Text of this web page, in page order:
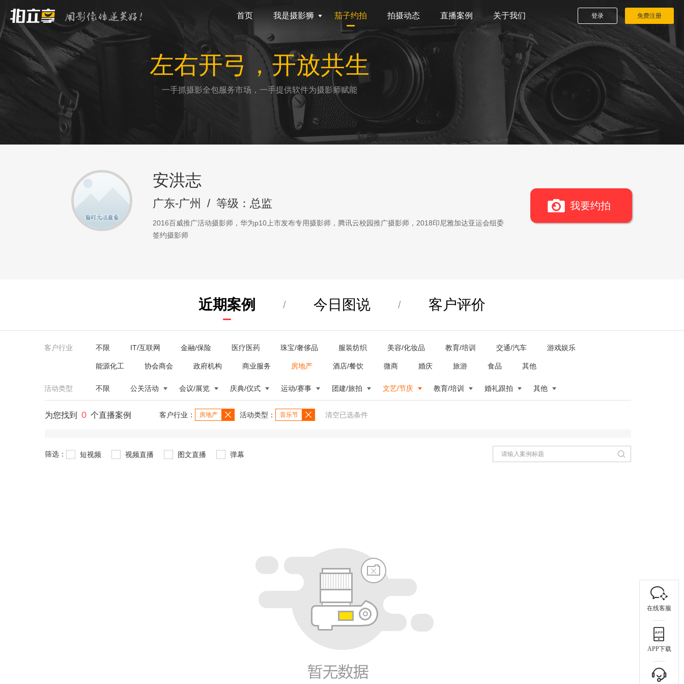
首页 我是摄影狮 茄子约拍 拍摄动态 直播案例 关于我们 登录 免费注册
左右开弓，开放共生
一手抓摄影全包服务市场，一手提供软件为摄影师赋能
安洪志
广东-广州 / 等级：总监
2016百威推广活动摄影师，华为p10上市发布专用摄影师，腾讯云校园推广摄影师，2018印尼雅加达亚运会组委
签约摄影师
我要约拍
近期案例 / 今日图说 / 客户评价
客户行业 不限 IT/互联网 金融/保险 医疗医药 珠宝/奢侈品 服装纺织 美容/化妆品 教育/培训 交通/汽车 游戏娱乐
能源化工 协会商会 政府机构 商业服务 房地产 酒店/餐饮 微商 婚庆 旅游 食品 其他
活动类型 不限 公关活动 会议/展览 庆典/仪式 运动/赛事 团建/旅拍 文艺/节庆 教育/培训 婚礼跟拍 其他
为您找到 0 个直播案例 客户行业： 房地产 活动类型： 音乐节 清空已选条件
筛选： 短视频 视频直播 图文直播 弹幕
在线客服
APP下载